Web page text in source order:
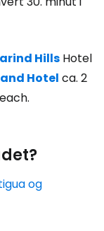
Hills Hotel
Hotel ca. 2
og